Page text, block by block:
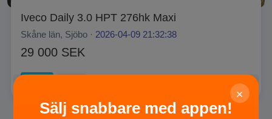
Iveco Daily 3.0 HPT 276hk Maxi
Skåne län, Sjöbo · 2026-04-09 21:32:38
29 000 SEK
×
Sälj snabbare med appen!